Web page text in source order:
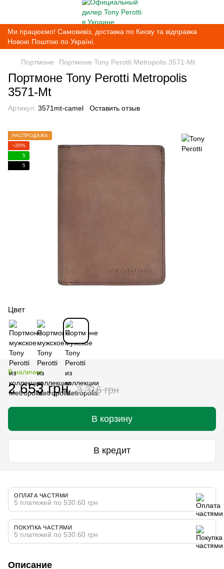
Ми працюємо! Самовивіз, доставка по Києву та відправка
Новою Поштою по Україні.
Портмоне Портмоне Tony Perotti Metropolis 3571-Mt
Портмоне Tony Perotti Metropolis
3571-Mt
Артикул: 3571mt-camel Оставить отзыв
РАСПРОДАЖА
−20%
5
5
Цвет
В наличии
2 653 грн 3 316 грн
В корзину
В кредит
ОПЛАТА ЧАСТЯМИ
5 платежей по 530.60 грн
ПОКУПКА ЧАСТЯМИ
5 платежей по 530.60 грн
Описание